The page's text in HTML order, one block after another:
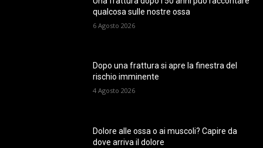
qualcosa sulle nostre ossa
6 Agosto 2026
Dopo una frattura si apre la finestra del
rischio imminente
4 Agosto 2026
Dolore alle ossa o ai muscoli? Capire da
dove arriva il dolore